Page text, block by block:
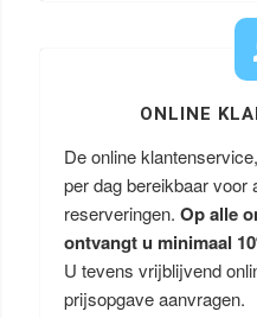
ONLINE
De online
per dag bereikbaar voor
reserveringen. Op alle
ontvangt u minimaal
U tevens vrijblijvend
prijsopgave aanvragen.